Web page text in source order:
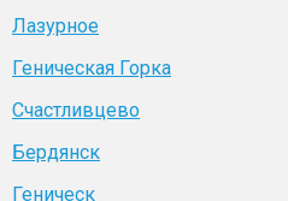
Лазурное
Геническая Горка
Счастливцево
Бердянск
Геническ